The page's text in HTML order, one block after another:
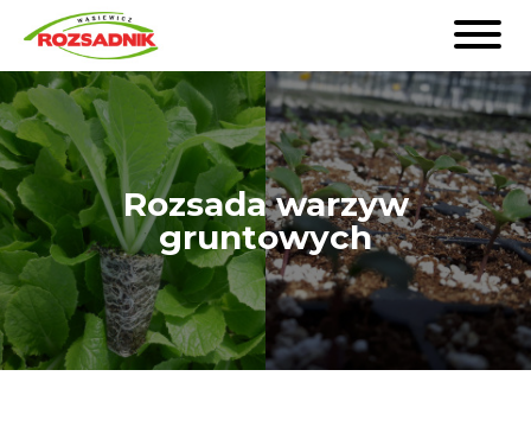
Rozsada warzyw
gruntowych
Rozsada warzyw
szklarniowych